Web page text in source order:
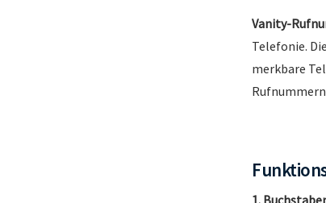
Vanity-
Telefonie.
merkbare
1.